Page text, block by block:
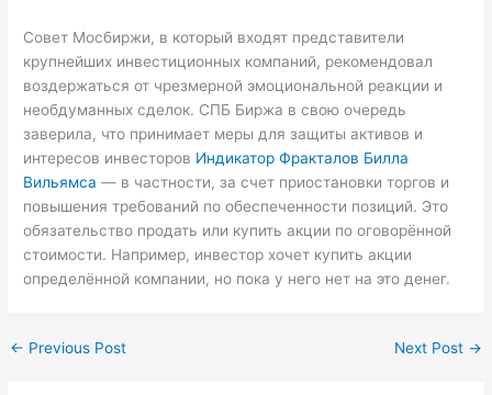
Совет Мосбиржи, в который входят представители
крупнейших инвестиционных компаний, рекомендовал
воздержаться от чрезмерной эмоциональной реакции и
необдуманных сделок. СПБ Биржа в свою очередь
заверила, что принимает меры для защиты активов и
интересов инвесторов Индикатор Фракталов Билла
Вильямса — в частности, за счет приостановки торгов и
повышения требований по обеспеченности позиций. Это
обязательство продать или купить акции по оговорённой
стоимости. Например, инвестор хочет купить акции
определённой компании, но пока у него нет на это денег.
← Previous Post Next Post →